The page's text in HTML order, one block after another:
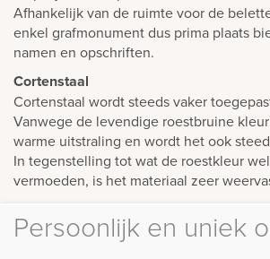
Afhankelijk van de ruimte voor de
enkel grafmonument dus prima plaats
namen en opschriften.
Cortenstaal
Cortenstaal wordt steeds vaker
Vanwege de levendige roestbruine
warme uitstraling en wordt het ook
In tegenstelling tot wat de roestkleur
vermoeden, is het materiaal zeer
Persoonlijk en uniek